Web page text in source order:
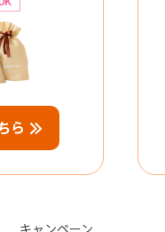
ら
キャンペーン